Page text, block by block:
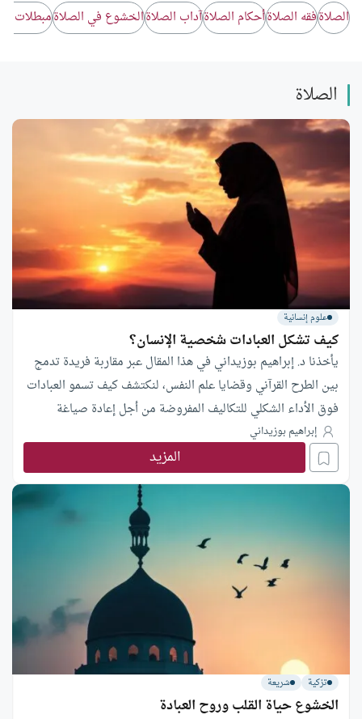
الصلاةفقه الصلاةأحكام الصلاةآداب الصلاةالخشوع في الصلاةمبطلات
الصلاة
علوم إنسانية
كيف تشكل العبادات شخصية الإنسان؟
يأخذنا د. إبراهيم بوزيداني في هذا المقال عبر مقاربة فريدة تدمج
بين الطرح القرآني وقضايا علم النفس، لنكتشف كيف تسمو العبادات
فوق الأداء الشكلي للتكاليف المفروضة من أجل إعادة صياغة
الإنسان فكريا وعاطفيا وسلوكيا بمعزل عن الحتمية المادية
إبراهيم بوزيداني
المزيد
تزكية شريعة
الخشوع حياة القلب وروح العبادة